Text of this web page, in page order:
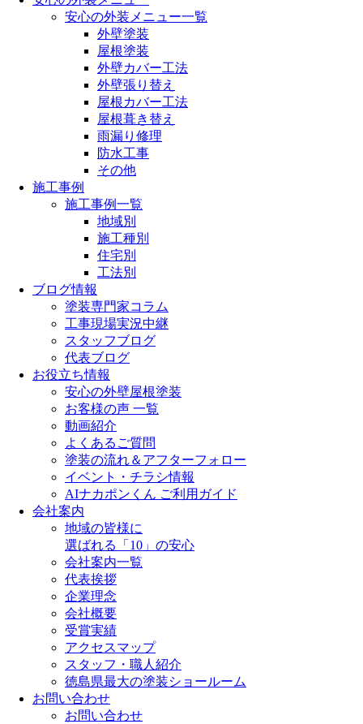
安心の外装メニュー一覧
外壁塗装
屋根塗装
外壁カバー工法
外壁張り替え
屋根カバー工法
屋根葺き替え
雨漏り修理
防水工事
その他
施工事例
施工事例一覧
地域別
施工種別
住宅別
工法別
ブログ情報
塗装専門家コラム
工事現場実況中継
スタッフブログ
代表ブログ
お役立ち情報
安心の外壁屋根塗装
お客様の声 一覧
動画紹介
よくあるご質問
塗装の流れ＆アフターフォロー
イベント・チラシ情報
AIナカポンくん ご利用ガイド
会社案内
地域の皆様に
選ばれる「10」の安心
会社案内一覧
代表挨拶
企業理念
会社概要
受賞実績
アクセスマップ
スタッフ・職人紹介
徳島県最大の塗装ショールーム
お問い合わせ
お問い合わせ